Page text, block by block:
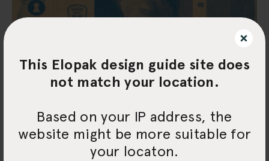
This Elopak design guide site does
not match your location.
Based on your IP address, the
website might be more suitable for
your locaton.
Lista de